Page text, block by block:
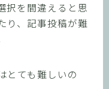
択を間違えると思
り、記事投稿が難
とても難しいの